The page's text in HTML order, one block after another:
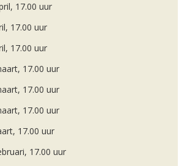
17.00 uur
17.00 uur
17.00 uur
17.00 uur
17.00 uur
17.00 uur
17.00 uur
17.00 uur